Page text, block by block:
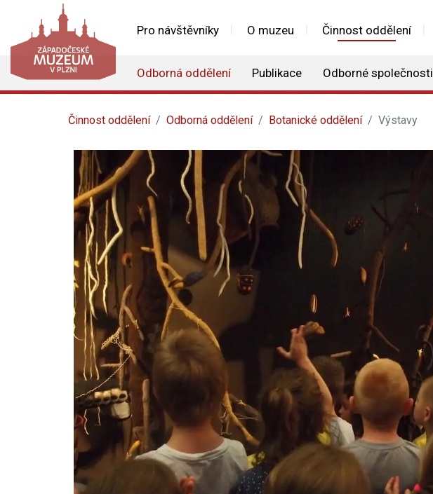
Pro návštěvníky O muzeu Činnost oddělení
Odborná oddělení Publikace Odborné společnosti
Činnost oddělení Odborná oddělení Botanické oddělení Výstavy